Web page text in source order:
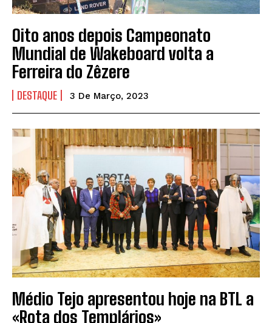
Oito anos depois Campeonato
Mundial de Wakeboard volta a
Ferreira do Zêzere
DESTAQUE 3 De Março, 2023
Médio Tejo apresentou hoje na BTL a
«Rota dos Templários»